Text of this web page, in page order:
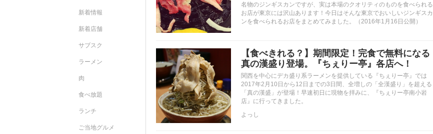
名物のジンギスカンですが、実は本場のクオリティのものを食べられる
お店が東京には沢山あります！今日はそんな東京でおいしいジンギスカ
ンを食べられるお店をまとめてみました。（2016年1月16日公開）
【食べきれる？】期間限定！完食で無料になる
真の漢盛り登場。『ちぇりー亭』各店へ！
関西を中心にデカ盛り系ラーメンを提供している『ちぇりー亭』では
2017年2月10日から12日までの3日間、全増しの「全漢盛り」を超える
「真の漢盛」が登場！早速初日に現物を拝みに、『ちぇりー亭南小岩
店』に行ってきました。
よっし
新着情報
新着店舗
サブスク
ラーメン
肉
食べ放題
ランチ
ご当地グルメ